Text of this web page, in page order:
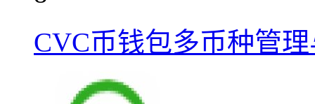
CVC币钱包多币种管